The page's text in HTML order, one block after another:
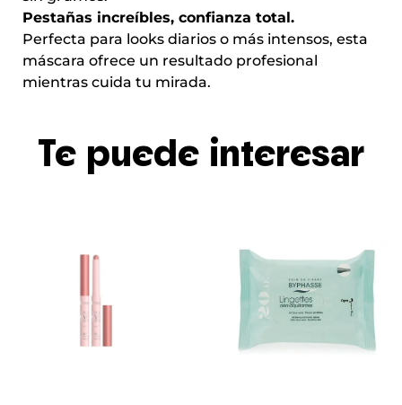
Pestañas increíbles, confianza total.
Perfecta para looks diarios o más intensos, esta
máscara ofrece un resultado profesional
mientras cuida tu mirada.
Te puede interesar